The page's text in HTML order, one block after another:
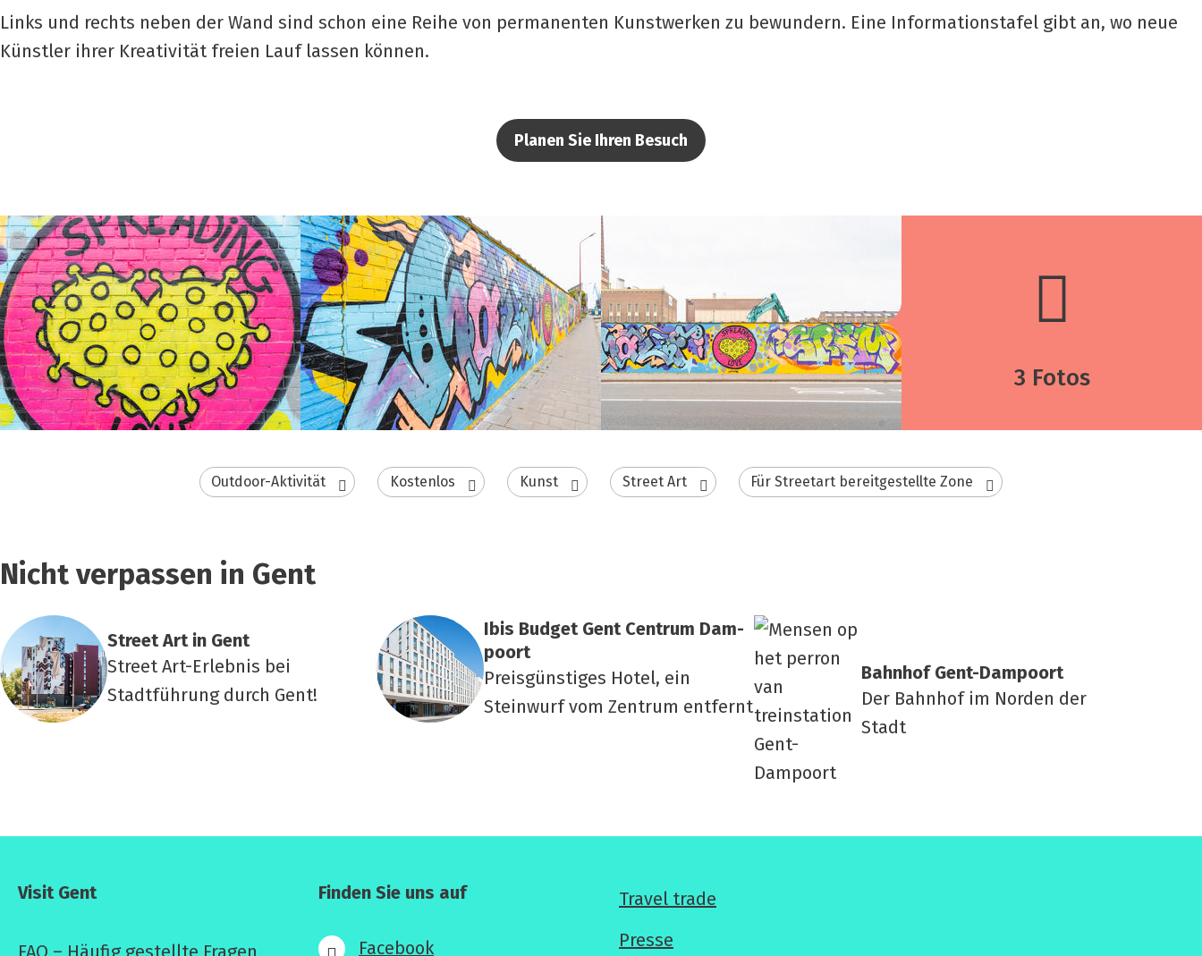
Links und rechts neben der Wand sind schon eine Reihe von permanenten Kunstwerken zu bewundern. Eine Informationstafel gibt an, wo neue
Künstler ihrer Kreativität freien Lauf lassen können.
Planen Sie Ihren Besuch
3 Fotos
Outdoor-Aktivität Kostenlos Kunst Street Art Für Streetart bereitgestellte Zone
Nicht verpassen in Gent
Street Art in Gent
Street Art-Erlebnis bei
Stadtführung durch Gent!
Ibis Bud­get Gent Cen­trum Dam­
po­ort
Preisgünstiges Hotel, ein
Steinwurf vom Zentrum entfernt
Bahn­hof Gent-Dam­po­ort
Der Bahnhof im Norden der
Stadt
Visit Gent
FAQ – Häufig gestellte Fragen
Finden Sie uns auf
Facebook
Für
Profis
Travel trade
Presse